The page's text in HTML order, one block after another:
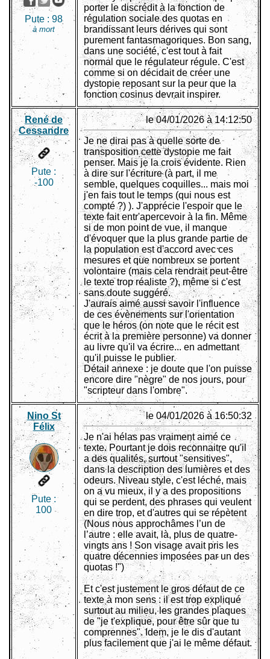
Pute : 98
à mort
porter le discrédit à la fonction de
régulation sociale des quotas en
brandissant leurs dérives qui sont
purement fantasmagoriques. Bon sang,
dans une société, c'est tout à fait
normal que le régulateur régule. C'est
comme si on décidait de créer une
dystopie reposant sur la peur que la
fonction cosinus devrait inspirer.
René de
Cessandre
Pute :
-100
le 04/01/2026 à 14:12:50
Je ne dirai pas à quelle sorte de
transposition cette dystopie me fait
penser. Mais je la crois évidente. Rien
à dire sur l'écriture (à part, il me
semble, quelques coquilles... mais moi
j'en fais tout le temps (qui nous est
compté ?) ). J'apprécie l'espoir que le
texte fait entr'apercevoir à la fin. Même
si de mon point de vue, il manque
d'évoquer que la plus grande partie de
la population est d'accord avec ces
mesures et que nombreux se portent
volontaire (mais cela rendrait peut-être
le texte trop réaliste ?), même si c'est
sans doute suggéré.
J'aurais aimé aussi savoir l'influence
de ces évènements sur l'orientation
que le héros (on note que le récit est
écrit à la première personne) va donner
au livre qu'il va écrire... en admettant
qu'il puisse le publier.
Détail annexe : je doute que l'on puisse
encore dire "nègre" de nos jours, pour
"scripteur dans l'ombre".
Nino St
Félix
Pute :
100
le 04/01/2026 à 16:50:32
Je n'ai hélas pas vraiment aimé ce
texte. Pourtant je dois reconnaitre qu'il
a des qualités, surtout "sensitives",
dans la description des lumières et des
odeurs. Niveau style, c'est léché, mais
on a vu mieux, il y a des propositions
qui se perdent, des phrases qui veulent
en dire trop, et d'autres qui se répètent
(Nous nous approchâmes l’un de
l’autre : elle avait, là, plus de quatre-
vingts ans ! Son visage avait pris les
quatre décennies imposées par un des
quotas !")
Et c'est justement le gros défaut de ce
texte à mon sens : il est trop expliqué
surtout au milieu, les grandes plaques
de "je t'explique, pour être sûr que tu
comprennes". Idem, je le dis d'autant
plus facilement que j'ai le même défaut.